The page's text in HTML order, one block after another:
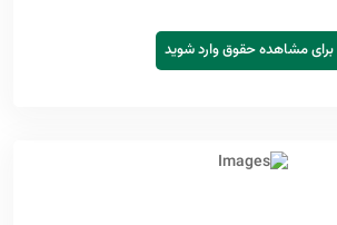
برای مشاهده حقوق وارد شوید